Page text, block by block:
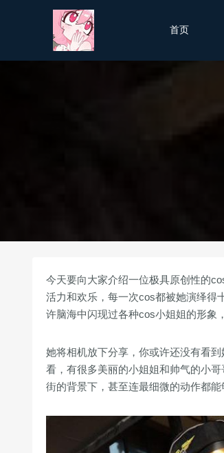
首页
今天要向大家介绍一位极具原创性的
活力和欢乐，每一次cos都被她演绎得
许脑海中闪现过各种cos小姐姐的形象
她将相机放下分享，你或许还没有看
看，有很多美丽的小姐姐和帅气的小
街的背景下，甚至连最细微的动作都能